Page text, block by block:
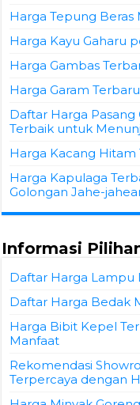
Harga Tepung Beras
Harga Kayu Gaharu
Harga Gambas
Harga Garam Terbaru
Daftar Harga Pasang
Terbaik untuk
Harga Kacang Hitam
Harga Kapulaga
Golongan Jahe-
Informasi
Daftar Harga Lampu
Daftar Harga Bedak
Harga Bibit Kepel
Manfaat
Rekomendasi
Terpercaya dengan